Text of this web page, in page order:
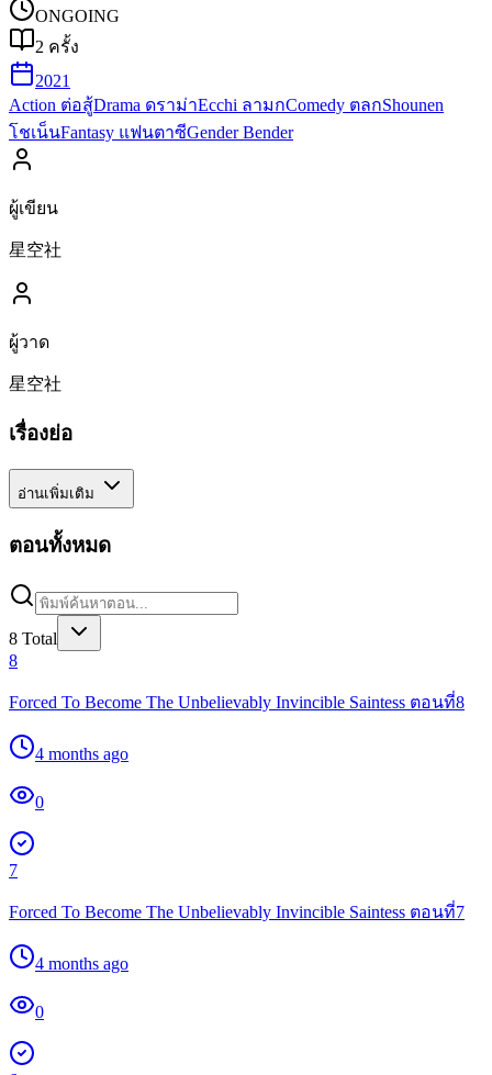
ONGOING
2 ครั้ง
2021
Action ต่อสู้Drama ดราม่าEcchi ลามกComedy ตลกShounen
โชเน็นFantasy แฟนตาซีGender Bender
ผู้เขียน
星空社
ผู้วาด
星空社
เรื่องย่อ
อ่านเพิ่มเติม
ตอนทั้งหมด
8 Total
8
Forced To Become The Unbelievably Invincible Saintess ตอนที่8
4 months ago
0
7
Forced To Become The Unbelievably Invincible Saintess ตอนที่7
4 months ago
0